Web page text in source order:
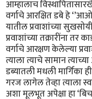
आम्हालाच
वर्गाचे आरक्षित डबे हे
यातील प्रवाशांच्या
प्रवाशांच्या तक्रारींना तर
वर्गाचे आरक्षण केलेल्या
त्याला त्याचे सामान
डब्यातली मधली
गरज लागेल तेव्हा त्याला
अशा मूलभूत अपेक्षा हा